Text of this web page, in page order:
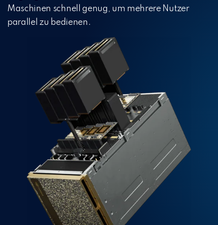
Maschinen schnell genug, um mehrere Nutzer
parallel zu bedienen.